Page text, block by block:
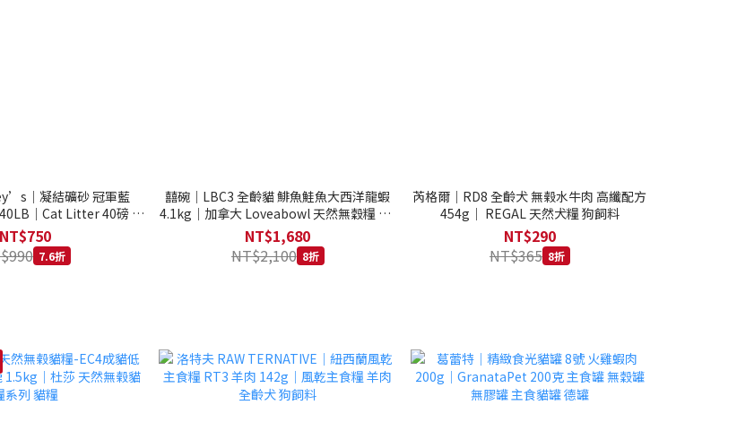
｜凝結礦砂 冠軍藍
｜Cat Litter 40磅 貓
礦砂 美國 艾爾博士
NT$750
7.6折
囍碗｜LBC3 全齡貓 鯡魚鮭魚大西洋龍蝦
4.1kg｜加拿大 Loveabowl 天然無穀糧 4.1
公斤 成貓 無穀貓飼料
NT$1,680
NT$2,100 8折
芮格爾｜RD8 全齡犬 無榖水牛肉 高纖配方
454g｜ REGAL 天然犬糧 狗飼料
NT$290
NT$365 8折